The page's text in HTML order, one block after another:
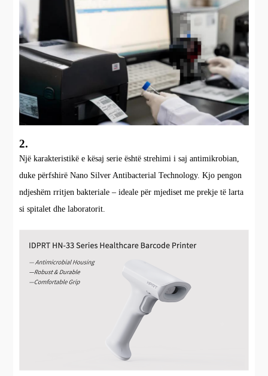
2.
Një karakteristikë e kësaj serie është strehimi i saj antimikrobian,
duke përfshirë Nano Silver Antibacterial Technology. Kjo pengon
ndjeshëm rritjen bakteriale – ideale për mjediset me prekje të larta
si spitalet dhe laboratorit.